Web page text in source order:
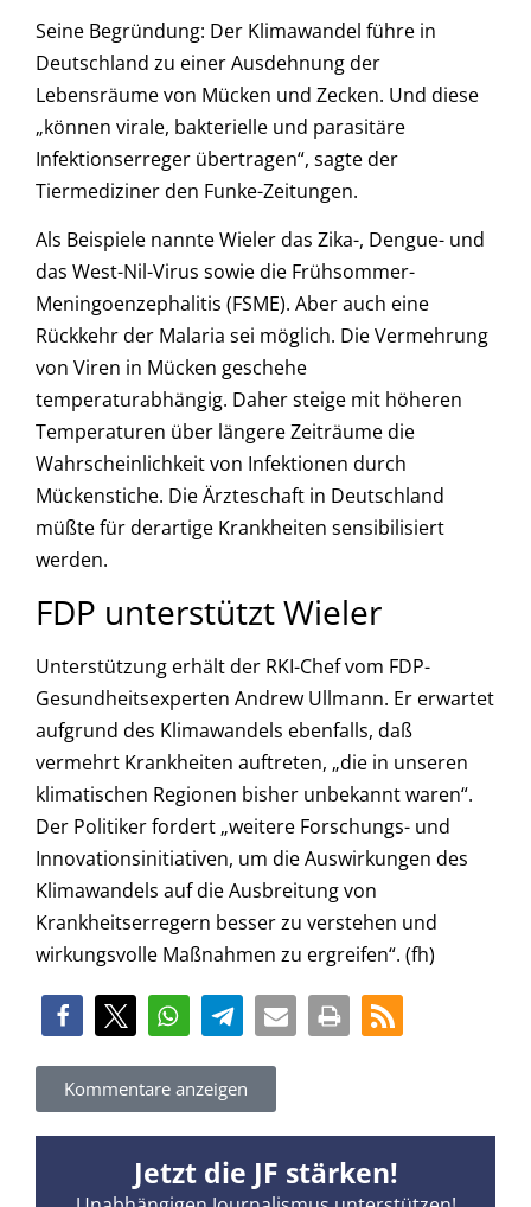
Seine Begründung: Der Klimawandel führe in
Deutschland zu einer Ausdehnung der
Lebensräume von Mücken und Zecken. Und diese
„können virale, bakterielle und parasitäre
Infektionserreger übertragen“, sagte der
Tiermediziner den Funke-Zeitungen.
Als Beispiele nannte Wieler das Zika-, Dengue- und
das West-Nil-Virus sowie die Frühsommer-
Meningoenzephalitis (FSME). Aber auch eine
Rückkehr der Malaria sei möglich. Die Vermehrung
von Viren in Mücken geschehe
temperaturabhängig. Daher steige mit höheren
Temperaturen über längere Zeiträume die
Wahrscheinlichkeit von Infektionen durch
Mückenstiche. Die Ärzteschaft in Deutschland
müßte für derartige Krankheiten sensibilisiert
werden.
FDP unterstützt Wieler
Unterstützung erhält der RKI-Chef vom FDP-
Gesundheitsexperten Andrew Ullmann. Er erwartet
aufgrund des Klimawandels ebenfalls, daß
vermehrt Krankheiten auftreten, „die in unseren
klimatischen Regionen bisher unbekannt waren“.
Der Politiker fordert „weitere Forschungs- und
Innovationsinitiativen, um die Auswirkungen des
Klimawandels auf die Ausbreitung von
Krankheitserregern besser zu verstehen und
wirkungsvolle Maßnahmen zu ergreifen“. (fh)
Kommentare anzeigen
Jetzt die JF stärken!